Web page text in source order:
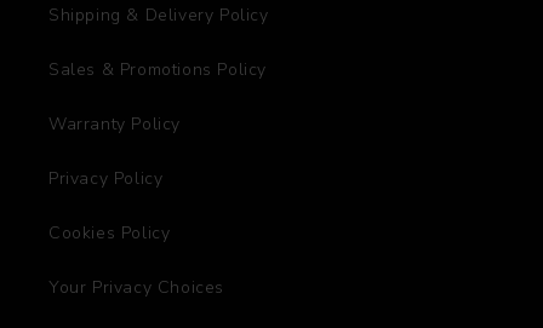
Shipping & Delivery Policy
Sales & Promotions Policy
Warranty Policy
Privacy Policy
Cookies Policy
Your Privacy Choices